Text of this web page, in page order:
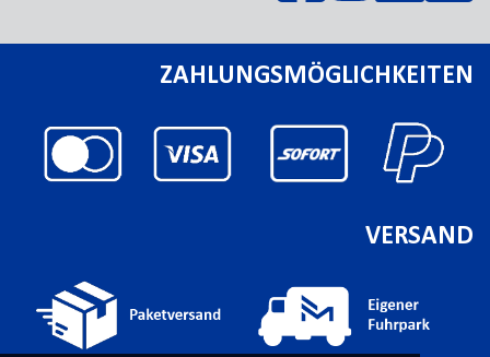
ZAHLUNGSMÖGLICHKEITEN
VERSAND